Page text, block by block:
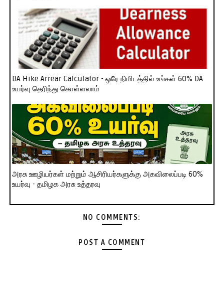
DA Hike Arrear Calculator - ஒரே நிமிடத்தில் உங்கள் 60% DA
உயர்வு தெரிந்து கொள்ளலாம்
அரசு ஊழியர்கள் மற்றும் ஆசிரியர்களுக்கு அகவிலைப்படி 60%
உயர்வு - தமிழக அரசு உத்தரவு
NO COMMENTS:
POST A COMMENT